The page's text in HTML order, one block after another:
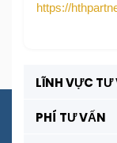
https://
LĨNH VỰC TƯ
PHÍ TƯ VẤN